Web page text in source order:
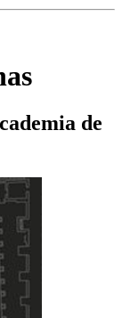
de